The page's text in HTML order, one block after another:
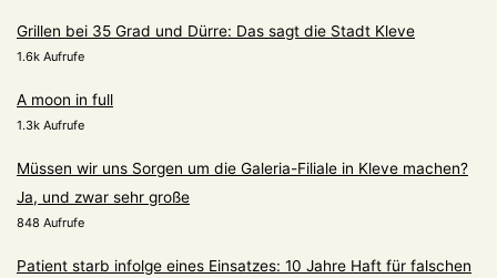
Grillen bei 35 Grad und Dürre: Das sagt die Stadt Kleve
1.6k Aufrufe
A moon in full
1.3k Aufrufe
Müssen wir uns Sorgen um die Galeria-Filiale in Kleve machen?
Ja, und zwar sehr große
848 Aufrufe
Patient starb infolge eines Einsatzes: 10 Jahre Haft für falschen